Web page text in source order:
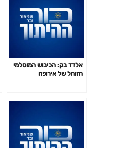
אלדד בק: הכיבוש המוסלמי
הזוחל של אירופה